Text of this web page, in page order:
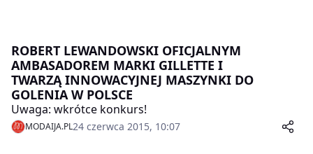
ROBERT LEWANDOWSKI OFICJALNYM
AMBASADOREM MARKI GILLETTE I
TWARZĄ INNOWACYJNEJ MASZYNKI DO
GOLENIA W POLSCE
Uwaga: wkrótce konkurs!
MODAIJA.PL24 czerwca 2015, 10:07